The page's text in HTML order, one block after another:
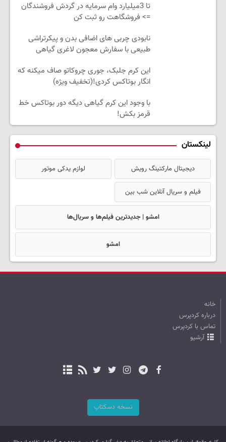
تا 3میلیارد وام سرمایه در گردش فروشندگان
=> فروشگاهت رو ثبت کن
نابودی چربی های اضافی بدن و پیکرتراشی
طبیعی با سفارش معجون لاغری گیاهی
این کرم جلبک، جوری چروکاتو صاف میکنه که
انگار بوتاکس کردی!(تخفیف ویژه)
با وجود این کرم گیاهی دیگه دور بوتاکس خط
قرمز بکش!
لینکستان
دیجیتال مارکتینگ رویش لوازم یدکی موتور
فیلم و سریال آنلاین شب بین
امشو | جدیدترین فیلم‌ها و سریال‌ها
امشو
خانه
درباره کردپرس
تماس با کردپرس
آرشیو
نسخه دسکتاپ